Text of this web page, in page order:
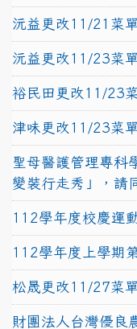
沅益更改11/21菜
沅益更改11/23菜
裕民田更改11/23
津味更改11/23菜
聖母醫護管理專科
變裝行走秀」，請
112學年度校慶運
112學年度上學期
松晟更改11/27菜
財團法人台灣優良